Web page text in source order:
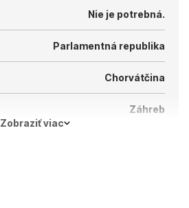
Nie je potrebná.
Parlamentná republika
Chorvátčina
Záhreb
Zobraziť viac